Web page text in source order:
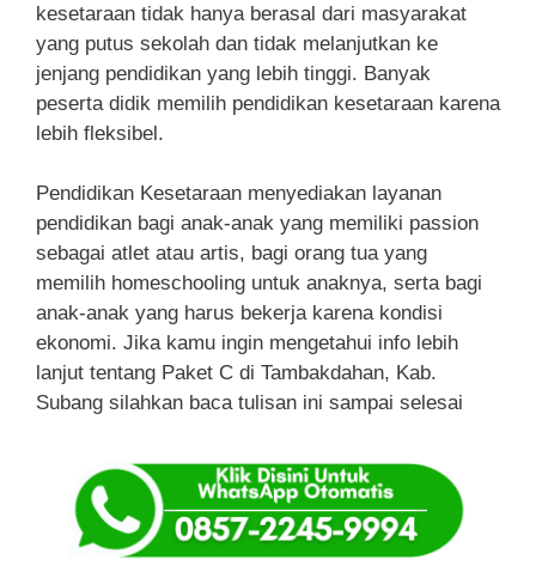
kesetaraan tidak hanya berasal dari masyarakat
yang putus sekolah dan tidak melanjutkan ke
jenjang pendidikan yang lebih tinggi. Banyak
peserta didik memilih pendidikan kesetaraan karena
lebih fleksibel.
Pendidikan Kesetaraan menyediakan layanan
pendidikan bagi anak-anak yang memiliki passion
sebagai atlet atau artis, bagi orang tua yang
memilih homeschooling untuk anaknya, serta bagi
anak-anak yang harus bekerja karena kondisi
ekonomi. Jika kamu ingin mengetahui info lebih
lanjut tentang Paket C di Tambakdahan, Kab.
Subang silahkan baca tulisan ini sampai selesai